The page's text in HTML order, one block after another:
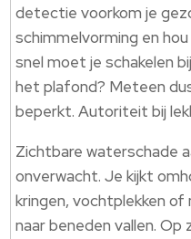
detectie voorkom je
schimmelvorming en
snel moet je schakelen
het plafond? Meteen
beperkt. Autoriteit bij
Zichtbare waterschade
onverwacht. Je kijkt
kringen, vochtplekken
naar beneden vallen. Op